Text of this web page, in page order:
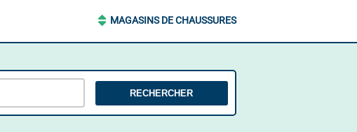
MAGASINS DE CHAUSSURES
RECHERCHER